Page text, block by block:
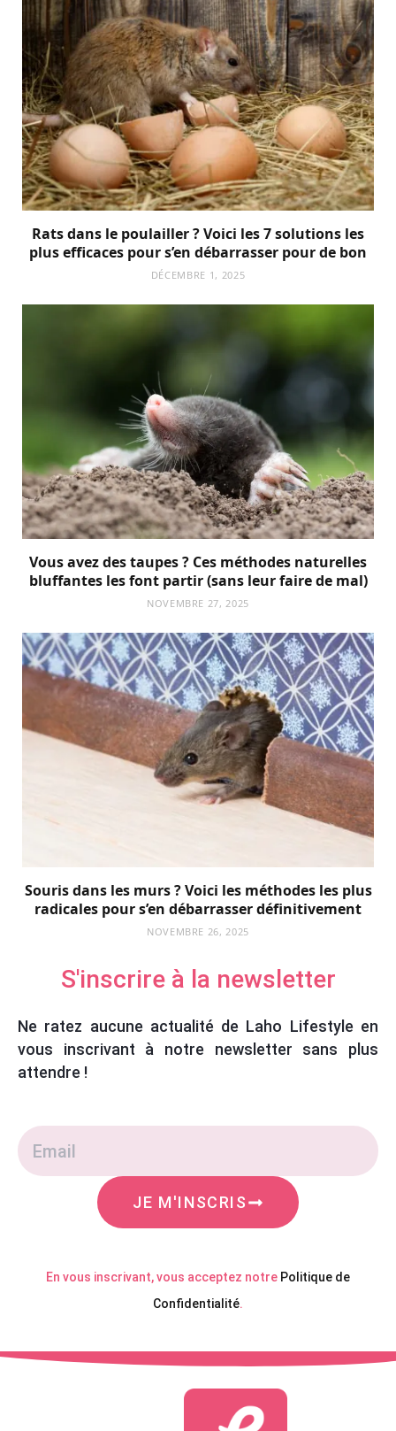
Rats dans le poulailler ? Voici les 7 solutions les
plus efficaces pour s’en débarrasser pour de bon
DÉCEMBRE 1, 2025
Vous avez des taupes ? Ces méthodes naturelles
bluffantes les font partir (sans leur faire de mal)
NOVEMBRE 27, 2025
Souris dans les murs ? Voici les méthodes les plus
radicales pour s’en débarrasser définitivement
NOVEMBRE 26, 2025
S'inscrire à la newsletter
Ne ratez aucune actualité de Laho Lifestyle en
vous inscrivant à notre newsletter sans plus
attendre !
JE M'INSCRIS
En vous inscrivant, vous acceptez notre Politique de
Confidentialité.